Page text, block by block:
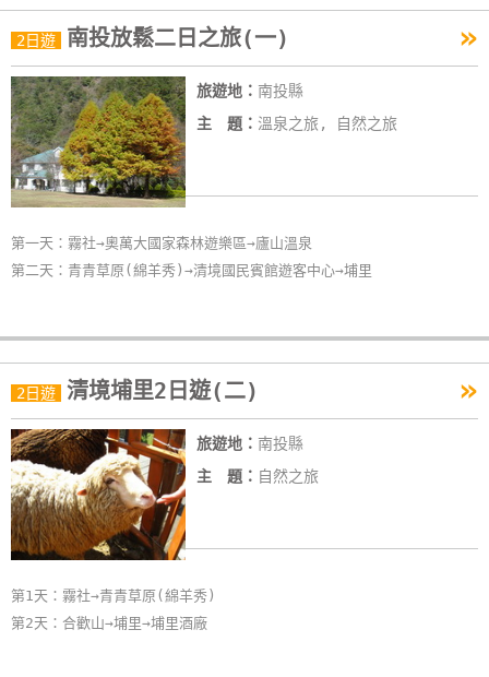
2日遊 南投放鬆二日之旅(一) »
旅遊地： 南投縣
主 題： 溫泉之旅, 自然之旅
第一天：霧社→奧萬大國家森林遊樂區→廬山溫泉
第二天：青青草原(綿羊秀)→清境國民賓館遊客中心→埔里
2日遊 清境埔里2日遊(二) »
旅遊地： 南投縣
主 題： 自然之旅
第1天：霧社→青青草原(綿羊秀)
第2天：合歡山→埔里→埔里酒廠